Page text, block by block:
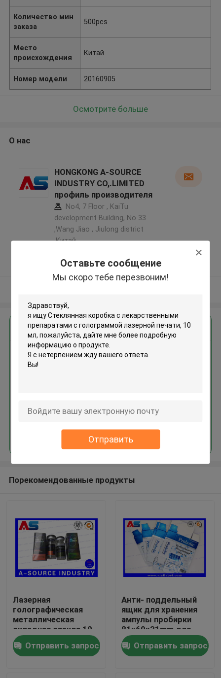
Оставьте сообщение
Мы скоро тебе перезвоним!
Отправить
Дом
Продукты
Количество мин
заказа
500pcs
Место
происхождения
Китай
Номер модели 20160905
Осмотрите больше
О нас
HONGKONG A-SOURCE
INDUSTRY CO,.LIMITED
профиль производителя
No4, 7 Floor , KaiTu
development Building, No 33
,Wang Jiao , Jiulong district
,Китай
Подтверженный
поставщик
Получить лучшую цену для
Стеклянная коробка с
Продолжать
Порекомендованные продукты
Лазерная
голографическая
металлическая
складная стекла 10
мл Флакон
Стереоидные
коробки Упаковка
Отправить запрос
Анти- поддельный
ящик для хранения
ампулы пробирки
81x60x31mm для
пропионата
тестостерона 1ml
Отправить запрос